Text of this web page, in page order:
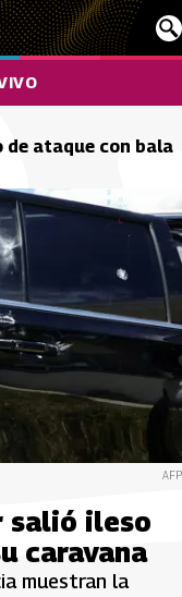
de ataque con bala
AFP
salió ileso
caravana
muestran la